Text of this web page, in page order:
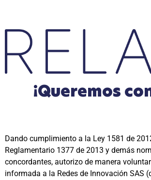
¡Queremos
Dando cumplimiento a la Ley 1581 de
Reglamentario 1377 de 2013 y demás
concordantes, autorizo de manera
informada a la Redes de Innovación SAS